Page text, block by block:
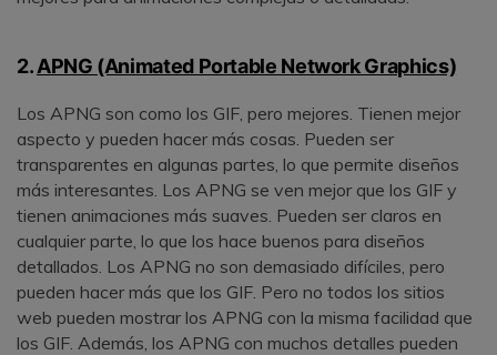
2.APNG (Animated Portable Network Graphics)
Los APNG son como los GIF, pero mejores. Tienen mejor
aspecto y pueden hacer más cosas. Pueden ser
transparentes en algunas partes, lo que permite diseños
más interesantes. Los APNG se ven mejor que los GIF y
tienen animaciones más suaves. Pueden ser claros en
cualquier parte, lo que los hace buenos para diseños
detallados. Los APNG no son demasiado difíciles, pero
pueden hacer más que los GIF. Pero no todos los sitios
web pueden mostrar los APNG con la misma facilidad que
los GIF. Además, los APNG con muchos detalles pueden